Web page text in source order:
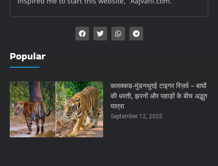
inspired me to start this website, “Aajvani.com.”
Popular
कलक्कड-मुंडनथुरई टाइगर रिज़र्व – बाघों
की धरती, झरनों और पहाड़ों के बीच अद्भुत
यात्रा
September 12, 2025